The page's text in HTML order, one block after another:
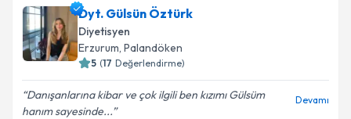
Dyt. Gülsün Öztürk
Diyetisyen
Erzurum, Palandöken
5 (17 Değerlendirme)
Danışanlarına kibar ve çok ilgili ben kızımı Gülsüm
hanım sayesinde...
Devamı